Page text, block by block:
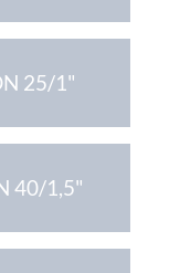
25/1"
40/1,5"